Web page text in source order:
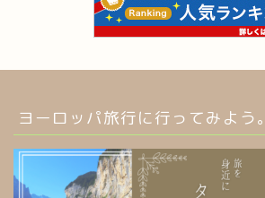
ヨーロッパ旅行に行ってみよう。